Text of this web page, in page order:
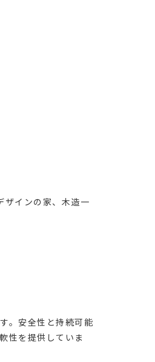
ザインの家、木造一
。安全性と持続可能
性を提供していま